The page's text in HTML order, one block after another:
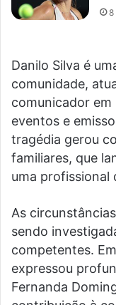
8
Danilo Silva é
comunidade,
comunicador em
eventos e
tragédia gerou
familiares, que
uma profissional
As
sendo
competentes.
expressou
Fernanda